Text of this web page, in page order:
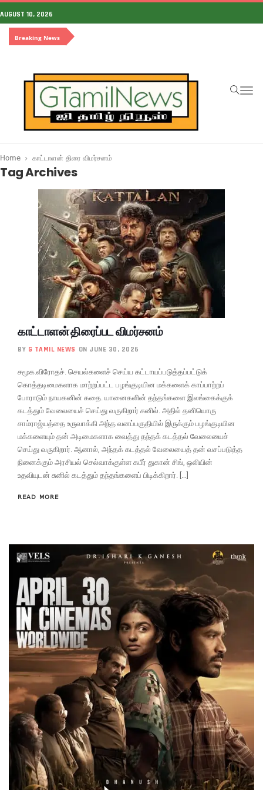
AUGUST 10, 2026
Breaking News
Home காட்டாளன் திரை விமர்சனம்
Tag Archives
காட்டாளன் திரைப்பட விமர்சனம்
BY G TAMIL NEWS ON JUNE 30, 2026
சமூக.விரோதச். செயல்களைச் செய்ய கட்டாயப்படுத்தப்பட்டுக்
கொத்தடிமைகளாக மாற்றப்பட்ட பழங்குடியின மக்களைக் காப்பாற்றப்
போராடும் நாயகனின் கதை. யானைகளின் தந்தங்களை இலங்கைக்குக்
கடத்தும் வேலையைச் செய்து வருகிறார் சுனில். அதில் தனியொரு
சாம்ராஜ்யத்தை உருவாக்கி அந்த வனப்பகுதியில் இருக்கும் பழங்குடியின
மக்களையும் தன் அடிமைகளாக வைத்து தந்தக் கடத்தல் வேலையைச்
செய்து வருகிறார். ஆனால், அந்தக் கடத்தல் வேலையைத் தன் வசப்படுத்த
நினைக்கும் அரசியல் செல்வாக்குள்ள கபீர் துகான் சிங், ஒலியின்
உதவியுடன் சுனில் கடத்தும் தந்தங்களைப் பிடிக்கிறார். […]
READ MORE